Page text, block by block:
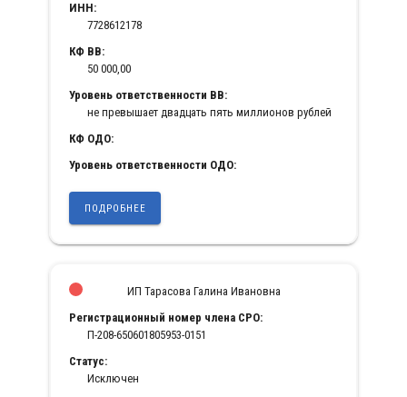
ИНН:
7728612178
КФ ВВ:
50 000,00
Уровень ответственности ВВ:
не превышает двадцать пять миллионов рублей
КФ ОДО:
Уровень ответственности ОДО:
ПОДРОБНЕЕ
ИП Тарасова Галина Ивановна
Регистрационный номер члена СРО:
П-208-650601805953-0151
Статус:
Исключен